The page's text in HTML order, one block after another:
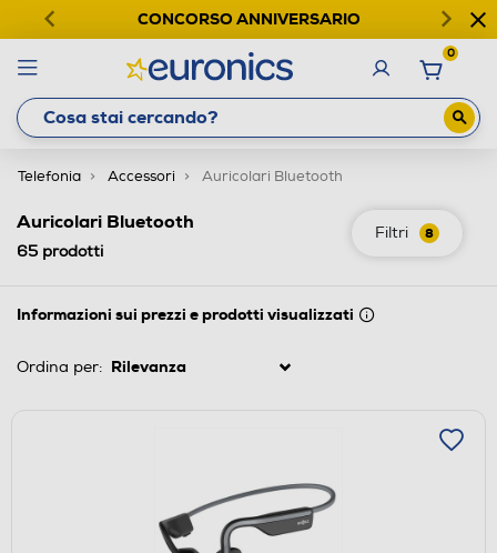
CONCORSO ANNIVERSARIO
0
Telefonia Accessori Auricolari Bluetooth
Filtri 8
Auricolari Bluetooth
65 prodotti
Informazioni sui prezzi e prodotti visualizzati
Ordina per: